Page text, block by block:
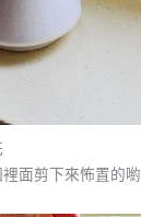
面剪下來怖置的喲